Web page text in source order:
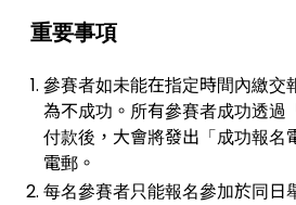
重要事項
參賽者如未能在指定時間內繳交
為不成功。所有參賽者成功透過
付款後，大會將發出「成功報名
電郵。
每名參賽者只能報名參加於同日